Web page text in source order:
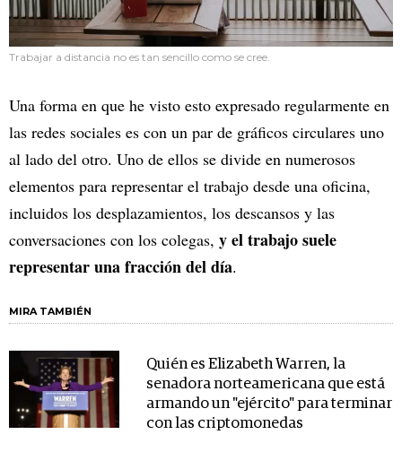
Trabajar a distancia no es tan sencillo como se cree.
Una forma en que he visto esto expresado regularmente en
las redes sociales es con un par de gráficos circulares uno
al lado del otro. Uno de ellos se divide en numerosos
elementos para representar el trabajo desde una oficina,
incluidos los desplazamientos, los descansos y las
conversaciones con los colegas, y el trabajo suele
representar una fracción del día.
MIRA TAMBIÉN
Quién es Elizabeth Warren, la
senadora norteamericana que está
armando un "ejército" para terminar
con las criptomonedas